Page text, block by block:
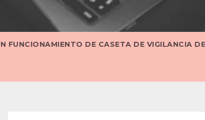
FUNCIONAMIENTO DE CASETA DE VIGILANCIA